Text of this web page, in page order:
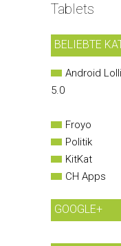
Tablets
BELIEBTE
Android
5.0
Froyo
Politik
KitKat
CH Apps
GOOGLE+